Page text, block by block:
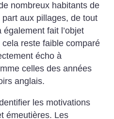
nombreux habitants de
aux pillages, de tout
fait l’objet
cela reste faible comparé
écho à
celles des années
anglais.
les motivations
émeutières. Les